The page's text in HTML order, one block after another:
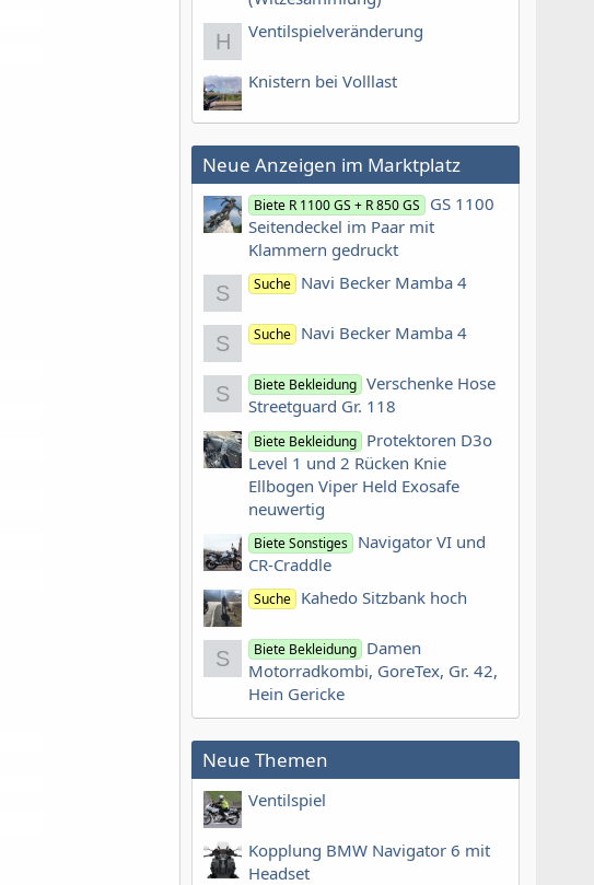
H Ventilspielveränderung
Knistern bei Volllast
Neue Anzeigen im Marktplatz
Biete R 1100 GS + R 850 GS
GS 1100
Seitendeckel im Paar mit
Klammern gedruckt
S Suche Navi Becker Mamba 4
S Suche Navi Becker Mamba 4
S Biete Bekleidung Verschenke Hose
Streetguard Gr. 118
Biete Bekleidung Protektoren D3o
Level 1 und 2 Rücken Knie
Ellbogen Viper Held Exosafe
neuwertig
Biete Sonstiges Navigator VI und
CR-Craddle
Suche Kahedo Sitzbank hoch
S Biete Bekleidung Damen
Motorradkombi, GoreTex, Gr. 42,
Hein Gericke
Neue Themen
Ventilspiel
Kopplung BMW Navigator 6 mit
Headset